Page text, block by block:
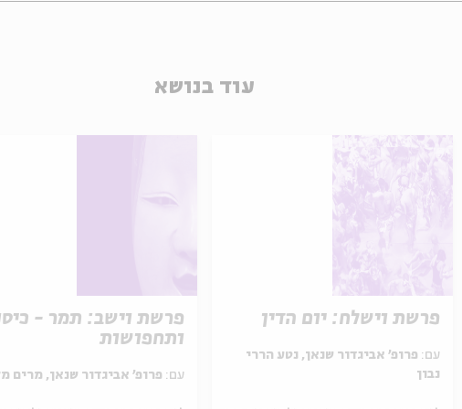
עוד בנושא
פרשת וישב: תמר -
ותחפושות
עם:
פרשת וישלח: יום הדין
עם: פרופ' אביגדור שנאן, נטע הררי
נבון